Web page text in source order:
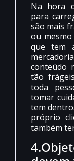
Na hora
para
são mais
ou
que tem
conteúdo
tão
toda
tomar
tem
próprio
também